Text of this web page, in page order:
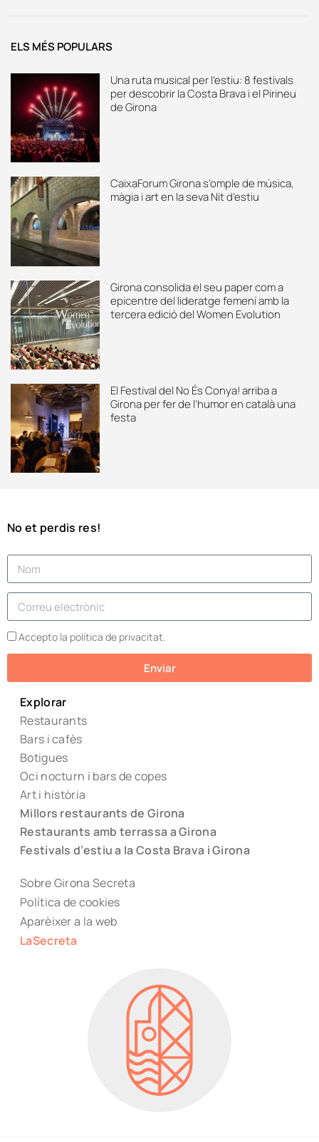
ELS MÉS POPULARS
Una ruta musical per l’estiu: 8 festivals
per descobrir la Costa Brava i el Pirineu
de Girona
CaixaForum Girona s’omple de música,
màgia i art en la seva Nit d’estiu
Girona consolida el seu paper com a
epicentre del lideratge femení amb la
tercera edició del Women Evolution
El Festival del No És Conya! arriba a
Girona per fer de l’humor en català una
festa
No et perdis res!
Accepto la política de privacitat.
Enviar
Explorar
Restaurants
Bars i cafès
Botigues
Oci nocturn i bars de copes
Art i història
Millors restaurants de Girona
Restaurants amb terrassa a Girona
Festivals d’estiu a la Costa Brava i Girona
Sobre Girona Secreta
Política de cookies
Aparèixer a la web
LaSecreta